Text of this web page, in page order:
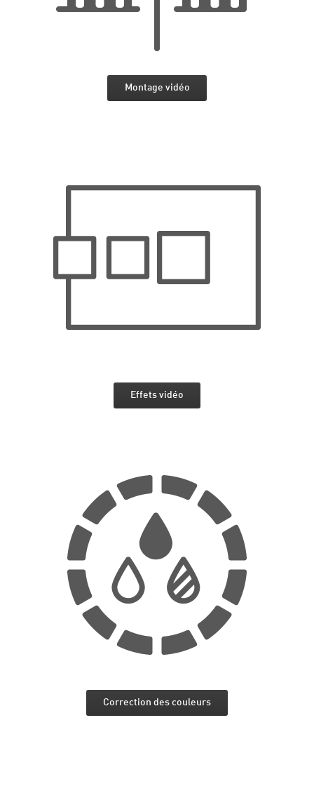
Montage vidéo
Effets vidéo
Correction des couleurs